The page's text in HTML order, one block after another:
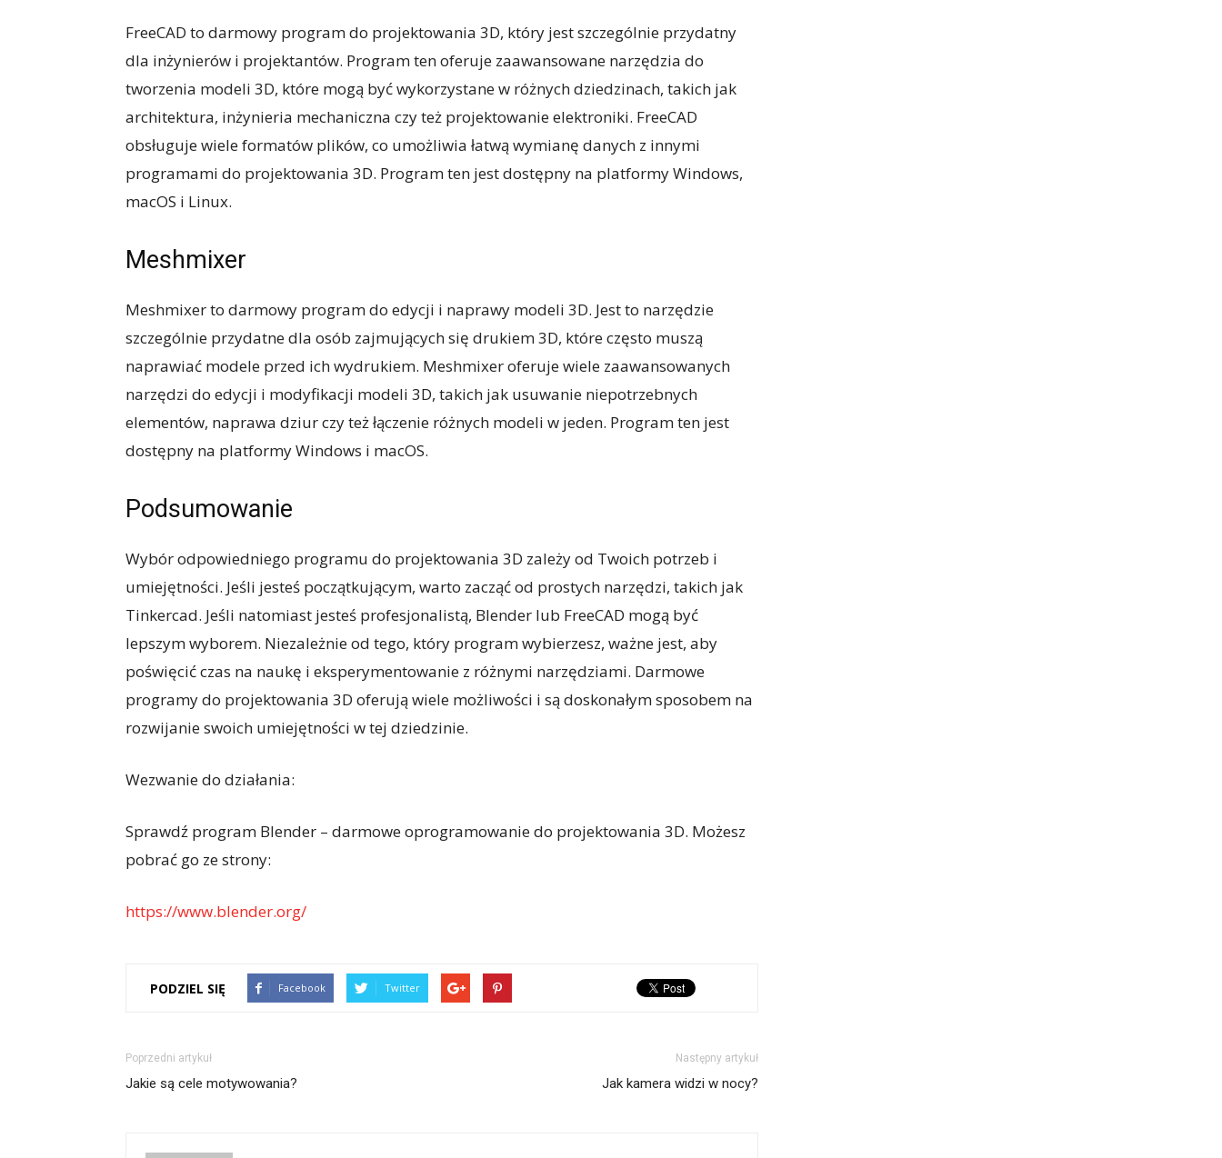
FreeCAD to darmowy program do projektowania 3D, który jest szczególnie przydatny
dla inżynierów i projektantów. Program ten oferuje zaawansowane narzędzia do
tworzenia modeli 3D, które mogą być wykorzystane w różnych dziedzinach, takich jak
architektura, inżynieria mechaniczna czy też projektowanie elektroniki. FreeCAD
obsługuje wiele formatów plików, co umożliwia łatwą wymianę danych z innymi
programami do projektowania 3D. Program ten jest dostępny na platformy Windows,
macOS i Linux.
Meshmixer
Meshmixer to darmowy program do edycji i naprawy modeli 3D. Jest to narzędzie
szczególnie przydatne dla osób zajmujących się drukiem 3D, które często muszą
naprawiać modele przed ich wydrukiem. Meshmixer oferuje wiele zaawansowanych
narzędzi do edycji i modyfikacji modeli 3D, takich jak usuwanie niepotrzebnych
elementów, naprawa dziur czy też łączenie różnych modeli w jeden. Program ten jest
dostępny na platformy Windows i macOS.
Podsumowanie
Wybór odpowiedniego programu do projektowania 3D zależy od Twoich potrzeb i
umiejętności. Jeśli jesteś początkującym, warto zacząć od prostych narzędzi, takich jak
Tinkercad. Jeśli natomiast jesteś profesjonalistą, Blender lub FreeCAD mogą być
lepszym wyborem. Niezależnie od tego, który program wybierzesz, ważne jest, aby
poświęcić czas na naukę i eksperymentowanie z różnymi narzędziami. Darmowe
programy do projektowania 3D oferują wiele możliwości i są doskonałym sposobem na
rozwijanie swoich umiejętności w tej dziedzinie.
Wezwanie do działania:
Sprawdź program Blender – darmowe oprogramowanie do projektowania 3D. Możesz
pobrać go ze strony:
https://www.blender.org/
PODZIEL SIĘ Facebook Twitter
Poprzedni artykuł
Jakie są cele motywowania?
Następny artykuł
Jak kamera widzi w nocy?